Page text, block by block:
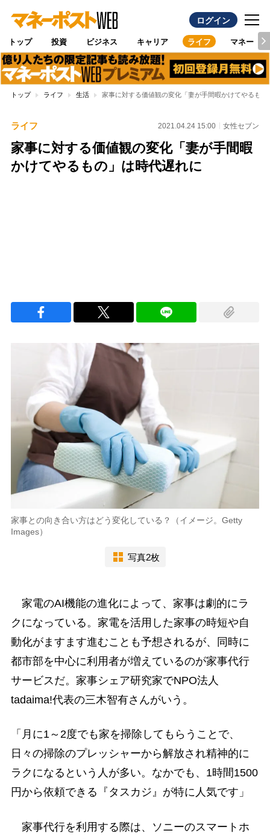
ログイン
トップ 投資 ビジネス キャリア ライフ マネー
トップ ライフ 生活 家事に対する価値観の変化「妻が手間暇かけてやるもの
ライフ 2021.04.24 15:00 女性セブン
家事に対する価値観の変化「妻が手間暇
かけてやるもの」は時代遅れに
家事との向き合い方はどう変化している？（イメージ。Getty
Images）
写真2枚
家電のAI機能の進化によって、家事は劇的にラ
クになっている。家電を活用した家事の時短や自
動化がますます進むことも予想されるが、同時に
都市部を中心に利用者が増えているのが家事代行
サービスだ。家事シェア研究家でNPO法人
tadaima!代表の三木智有さんがいう。
「月に1～2度でも家を掃除してもらうことで、
日々の掃除のプレッシャーから解放され精神的に
ラクになるという人が多い。なかでも、1時間1500
円から依頼できる『タスカジ』が特に人気です」
家事代行を利用する際は、ソニーのスマートホ